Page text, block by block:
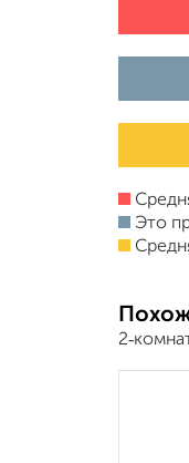
Это